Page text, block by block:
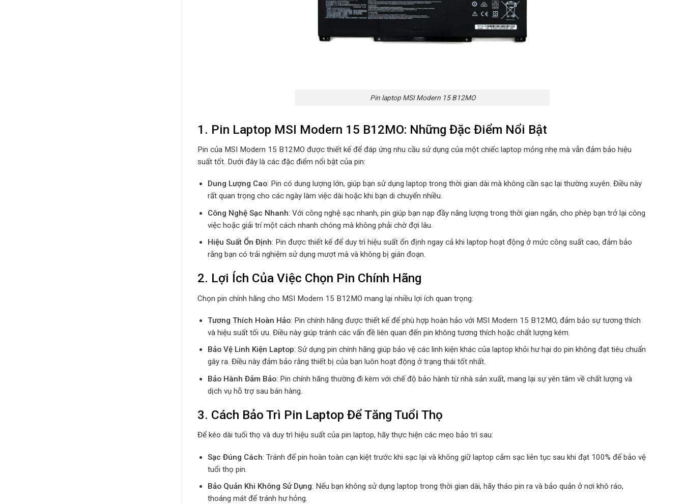
Pin laptop MSI Modern 15 B12MO
1. Pin Laptop MSI Modern 15 B12MO: Những Đặc Điểm Nổi Bật
Pin của MSI Modern 15 B12MO được thiết kế để đáp ứng nhu cầu sử dụng của một chiếc laptop mỏng nhẹ mà vẫn đảm bảo hiệu
suất tốt. Dưới đây là các đặc điểm nổi bật của pin:
Dung Lượng Cao: Pin có dung lượng lớn, giúp bạn sử dụng laptop trong thời gian dài mà không cần sạc lại thường xuyên. Điều này
rất quan trọng cho các ngày làm việc dài hoặc khi bạn di chuyển nhiều.
Công Nghệ Sạc Nhanh: Với công nghệ sạc nhanh, pin giúp bạn nạp đầy năng lượng trong thời gian ngắn, cho phép bạn trở lại công
việc hoặc giải trí một cách nhanh chóng mà không phải chờ đợi lâu.
Hiệu Suất Ổn Định: Pin được thiết kế để duy trì hiệu suất ổn định ngay cả khi laptop hoạt động ở mức công suất cao, đảm bảo
rằng bạn có trải nghiệm sử dụng mượt mà và không bị gián đoạn.
2. Lợi Ích Của Việc Chọn Pin Chính Hãng
Chọn pin chính hãng cho MSI Modern 15 B12MO mang lại nhiều lợi ích quan trọng:
Tương Thích Hoàn Hảo: Pin chính hãng được thiết kế để phù hợp hoàn hảo với MSI Modern 15 B12MO, đảm bảo sự tương thích
và hiệu suất tối ưu. Điều này giúp tránh các vấn đề liên quan đến pin không tương thích hoặc chất lượng kém.
Bảo Vệ Linh Kiện Laptop: Sử dụng pin chính hãng giúp bảo vệ các linh kiện khác của laptop khỏi hư hại do pin không đạt tiêu chuẩn
gây ra. Điều này đảm bảo rằng thiết bị của bạn luôn hoạt động ở trạng thái tốt nhất.
Bảo Hành Đảm Bảo: Pin chính hãng thường đi kèm với chế độ bảo hành từ nhà sản xuất, mang lại sự yên tâm về chất lượng và
dịch vụ hỗ trợ sau bán hàng.
3. Cách Bảo Trì Pin Laptop Để Tăng Tuổi Thọ
Để kéo dài tuổi thọ và duy trì hiệu suất của pin laptop, hãy thực hiện các mẹo bảo trì sau:
Sạc Đúng Cách: Tránh để pin hoàn toàn cạn kiệt trước khi sạc lại và không giữ laptop cắm sạc liên tục sau khi đạt 100% để bảo vệ
tuổi thọ pin.
Bảo Quản Khi Không Sử Dụng: Nếu bạn không sử dụng laptop trong thời gian dài, hãy tháo pin ra và bảo quản ở nơi khô ráo,
thoáng mát để tránh hư hỏng.